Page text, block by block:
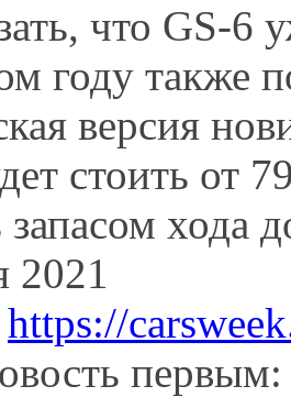
что GS-
году также
версия
стоить от
запасом хода
2021
https://
первым: